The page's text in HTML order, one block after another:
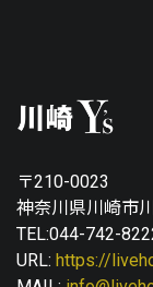
〒210-0023
神奈川県川崎市
TEL:044-742-
URL: https://